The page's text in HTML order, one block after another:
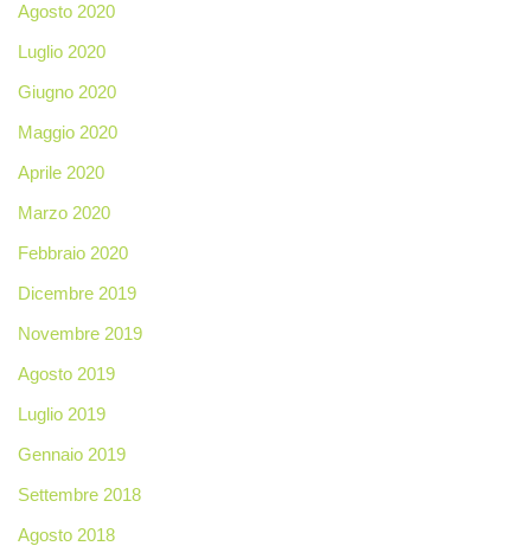
Agosto 2020
Luglio 2020
Giugno 2020
Maggio 2020
Aprile 2020
Marzo 2020
Febbraio 2020
Dicembre 2019
Novembre 2019
Agosto 2019
Luglio 2019
Gennaio 2019
Settembre 2018
Agosto 2018